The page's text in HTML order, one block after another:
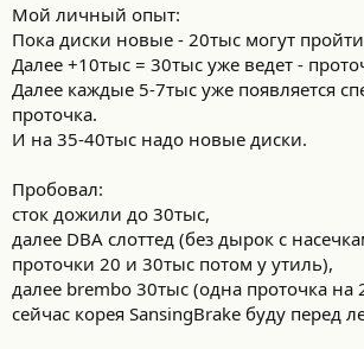
Мой личный опыт:
Пока диски новые - 20тыс могут
Далее +10тыс = 30тыс уже ведет -
Далее каждые 5-7тыс уже появляется
проточка.
И на 35-40тыс надо новые диски.
Пробовал:
сток дожили до 30тыс,
далее DBA слоттед (без дырок с
проточки 20 и 30тыс потом у утиль),
далее brembo 30тыс (одна проточка на
сейчас корея SansingBrake буду перед